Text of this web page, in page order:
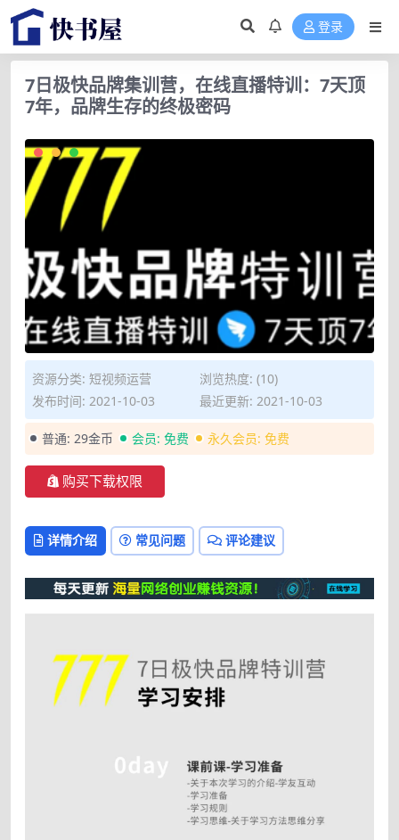
登录
7日极快品牌集训营，在线直播特训：7天顶
7年，品牌生存的终极密码
资源分类: 短视频运营
浏览热度: (10)
发布时间: 2021-10-03
最近更新: 2021-10-03
普通: 29金币 会员: 免费 永久会员: 免费
购买下载权限
详情介绍 常见问题 评论建议